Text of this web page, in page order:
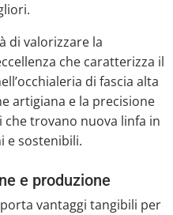
di valorizzare la
che caratterizza il
di fascia alta
artigiana e la precisione
trovano nuova linfa in
e sostenibili.
e produzione
vantaggi tangibili per